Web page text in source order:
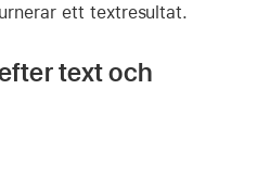
ett textresultat.
text och